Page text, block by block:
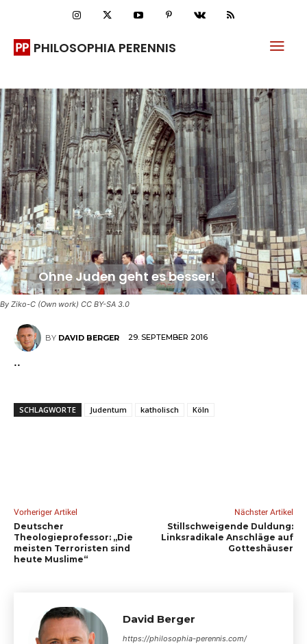
PHILOSOPHIA PERENNIS
By Ziko-C (Own work) CC BY-SA 3.0
Ohne Juden geht es besser!
BY DAVID BERGER 29. SEPTEMBER 2016
..
SCHLAGWORTE Judentum katholisch Köln
Vorheriger Artikel
Deutscher
Theologieprofessor: „Die
meisten Terroristen sind
heute Muslime“
Nächster Artikel
Stillschweigende Duldung:
Linksradikale Anschläge auf
Gotteshäuser
David Berger
https://philosophia-perennis.com/